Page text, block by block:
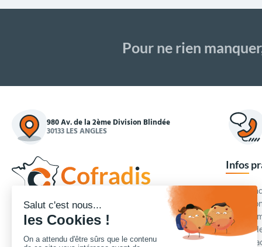
Pour ne rien
980 Av. de la 2ème Division Blindée
30133 LES ANGLES
Concepteur et fournisseur de mobilier urbain,
Cofradis répond aux besoins d'équipements des
services des collectivités locales, des entreprises
Infos
Qui
Modes
Blog et